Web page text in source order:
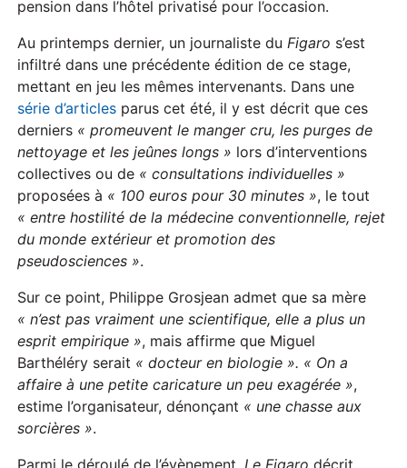
pension dans l’hôtel privatisé pour l’occasion.
Au printemps dernier, un journaliste duFigaro s’est
infiltré dans une précédente édition de ce stage,
mettant en jeu les mêmes intervenants. Dans une
série d’articles parus cet été, il y est décrit que ces
derniers « promeuvent le manger cru, les purges de
nettoyage et les jeûnes longs » lors d’interventions
collectives ou de « consultations individuelles »
proposées à « 100 euros pour 30 minutes », le tout
« entre hostilité de la médecine conventionnelle, rejet
du monde extérieur et promotion des
pseudosciences ».
Sur ce point, Philippe Grosjean admet que sa mère
« n’est pas vraiment une scientifique, elle a plus un
esprit empirique », mais affirme que Miguel
Barthéléry serait « docteur en biologie ». « On a
affaire à une petite caricature un peu exagérée »,
estime l’organisateur, dénonçant « une chasse aux
sorcières ».